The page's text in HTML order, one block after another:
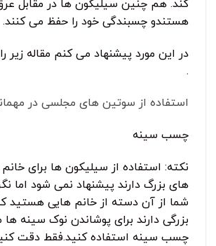
کند. هم چنین سیلیکون ها در مقابل
هستندو چسبندگی خود را حفظ می کنند.
در این مورد پیشنهاد می کنم مقاله زیر
.
استفاده از سوتین های مجلسی در
چسب سینه
نکته: استفاده از سیلیکون ها برای
های بزرگ دارند پیشنهاد نمی شود اما
شما از آن دسته از خانم هایی هستید
بزرگی دارند برای پوشاندن نوک سینه ها
چسب سینه استفاده کنید.فقط دقت